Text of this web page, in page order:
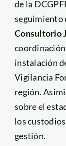
de la
seguimiento
Consultorio
coordinación
instalación
Vigilancia
región.
sobre el
los
gestión.